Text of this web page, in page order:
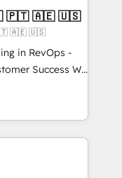
bundle services. Connect with us today!
🇧🇷 🇲🇽 🇵🇹 🇦🇪 🇺🇸
🇵🇹 🇦🇪 🇺🇸
in RevOps -
Success We
for companies
sales,
RevOps
largest HubSpot